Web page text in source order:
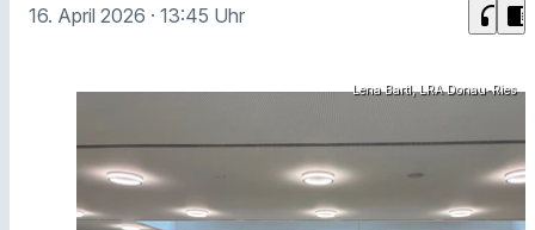
16. April 2026 · 13:45 Uhr headphones chrome_reader_mode
Lena Bartl, LRA Donau-Ries